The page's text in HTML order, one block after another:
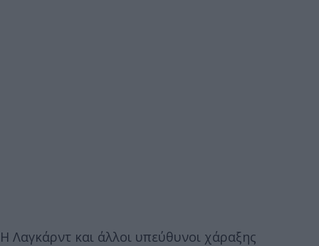
Η Λαγκάρντ και άλλοι υπεύθυνοι χάραξης